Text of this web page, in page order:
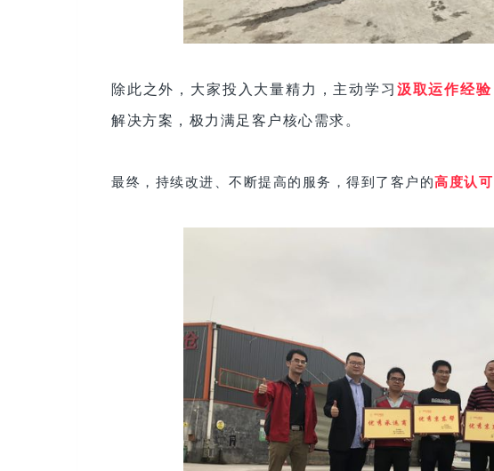
除此之外，大家投入大量精力， 主动学习 汲取运作经验
解决方案，极力满足客户核心需求。
最终，持续改进、不断提高的服务，得到了客户的高度认可